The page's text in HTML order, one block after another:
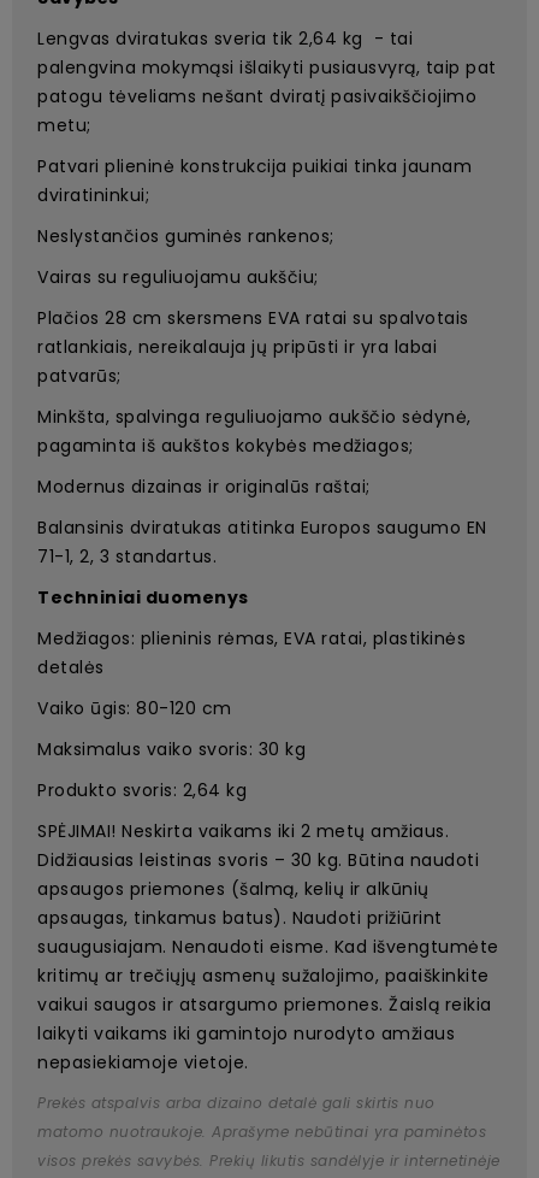
Lengvas dviratukas sveria tik 2,64 kg - tai
palengvina mokymąsi išlaikyti pusiausvyrą, taip pat
patogu tėveliams nešant dviratį pasivaikščiojimo
metu;
Patvari plieninė konstrukcija puikiai tinka jaunam
dviratininkui;
Neslystančios guminės rankenos;
Vairas su reguliuojamu aukščiu;
Plačios 28 cm skersmens EVA ratai su spalvotais
ratlankiais, nereikalauja jų pripūsti ir yra labai
patvarūs;
Minkšta, spalvinga reguliuojamo aukščio sėdynė,
pagaminta iš aukštos kokybės medžiagos;
Modernus dizainas ir originalūs raštai;
Balansinis dviratukas atitinka Europos saugumo EN
71-1, 2, 3 standartus.
Techniniai duomenys
Medžiagos: plieninis rėmas, EVA ratai, plastikinės
detalės
Vaiko ūgis: 80-120 cm
Maksimalus vaiko svoris: 30 kg
Produkto svoris: 2,64 kg
SPĖJIMAI! Neskirta vaikams iki 2 metų amžiaus.
Didžiausias leistinas svoris – 30 kg. Būtina naudoti
apsaugos priemones (šalmą, kelių ir alkūnių
apsaugas, tinkamus batus). Naudoti prižiūrint
suaugusiajam. Nenaudoti eisme. Kad išvengtumėte
kritimų ar trečiųjų asmenų sužalojimo, paaiškinkite
vaikui saugos ir atsargumo priemones. Žaislą reikia
laikyti vaikams iki gamintojo nurodyto amžiaus
nepasiekiamoje vietoje.
Prekės atspalvis arba dizaino detalė gali skirtis nuo
matomo nuotraukoje. Aprašyme nebūtinai yra paminėtos
visos prekės savybės. Prekių likutis sandėlyje ir internetinėje